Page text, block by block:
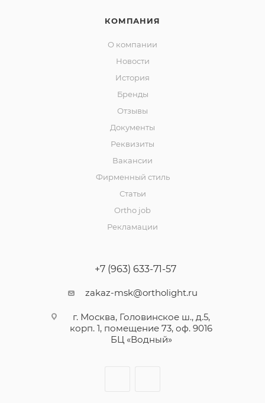
КОМПАНИЯ
О компании
Новости
История
Бренды
Отзывы
Документы
Реквизиты
Вакансии
Фирменный стиль
Статьи
Ortho job
Рекламации
+7 (963) 633-71-57
zakaz-msk@ortholight.ru
г. Москва, Головинское ш., д.5,
корп. 1, помещение 73, оф. 9016
БЦ «Водный»